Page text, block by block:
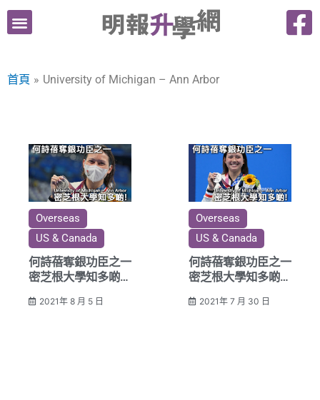
跳
內首頁 University of Michigan – Ann Arbor
Overseas
US & Canada
何詩蓓奪銀功臣之一
密芝根大學知多啲
2021年 8 月 5 日
Overseas
US & Canada
何詩蓓奪銀功臣之一
密芝根大學知多啲
2021年 7 月 30 日